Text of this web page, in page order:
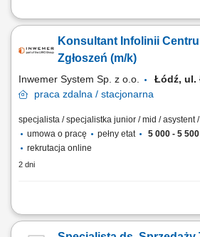
zapewnianie profesjonalnej obsługi klienta w
użytkowników; odpowiadanie na pytania
rozwiązywaniu bieżących problemów;
Konsultant Infolinii
Zgłoszeń (m/k)
Inwemer System Sp. z o.o.
Łódź,
praca zdalna / stacjonarna
specjalista / specjalistka junior / mid / asystent
umowa o pracę
pełny etat 5 000 - 5 500
rekrutacja online
2 dni
Praca wg grafiku Godziny pracy: od 8:00 do